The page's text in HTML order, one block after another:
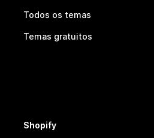
Todos os temas
Temas gratuitos
Shopify